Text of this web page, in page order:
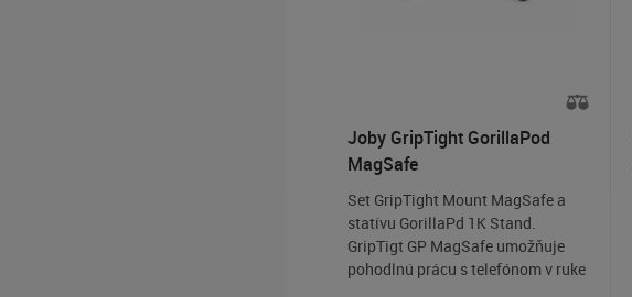
Joby GripTight GorillaPod
MagSafe
Set GripTight Mount MagSafe a
statívu GorillaPd 1K Stand.
GripTigt GP MagSafe umožňuje
pohodlnú prácu s telefónom v ruke